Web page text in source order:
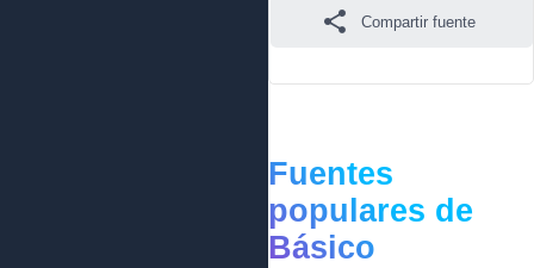
Compartir fuente
Fuentes
populares de
Básico